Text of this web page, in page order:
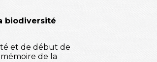
biodiversité
et de début de
de la